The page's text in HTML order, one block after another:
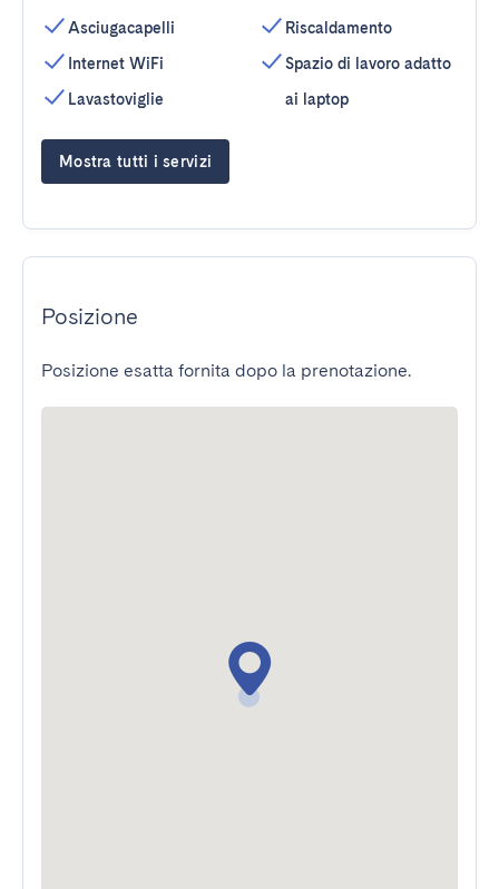
Asciugacapelli
Internet WiFi
Lavastoviglie
Riscaldamento
Spazio di lavoro adatto
ai laptop
Mostra tutti i servizi
Posizione
Posizione esatta fornita dopo la prenotazione.